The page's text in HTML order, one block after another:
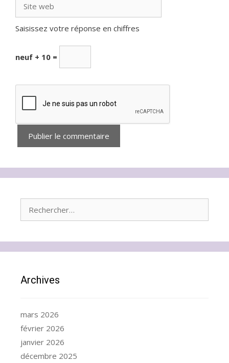
web
Saisissez votre réponse en chiffres
neuf + 10 =
Archives
mars 2026
février 2026
janvier 2026
décembre 2025